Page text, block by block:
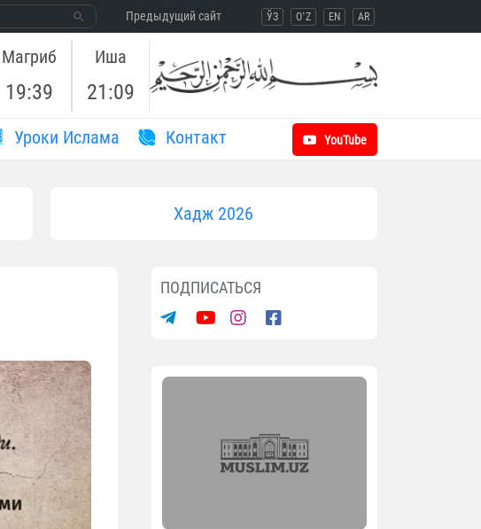
Предыдущий сайт ЎЗ O`Z EN AR
Магриб
19:39
Иша
21:09
Уроки Ислама Контакт YouTube
Хадж 2026
ПОДПИСАТЬСЯ